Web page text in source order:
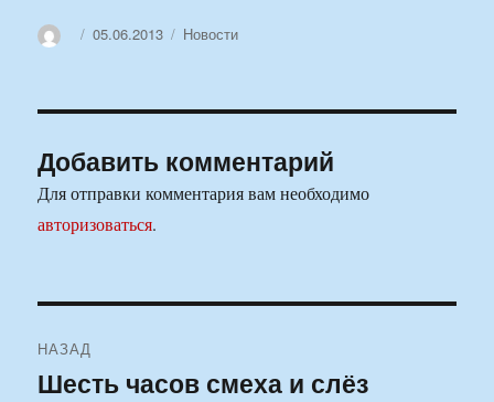
АвторОпубликовано
05.06.2013 Рубрики
Новости
Добавить комментарий
Для отправки комментария вам необходимо
авторизоваться.
по
НАЗАД
Предыдущая
Шесть часов смеха и слёз